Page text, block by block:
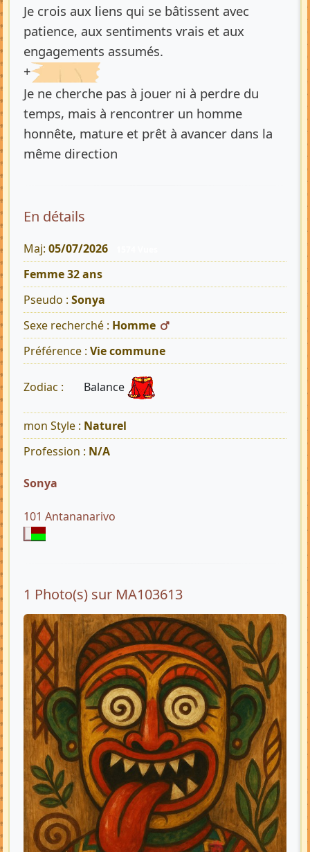
Je crois aux liens qui se bâtissent avec
patience, aux sentiments vrais et aux
engagements assumés.
+
Je ne cherche pas à jouer ni à perdre du
temps, mais à rencontrer un homme
honnête, mature et prêt à avancer dans la
même direction
En détails
Maj: 05/07/2026
Femme 32 ans
Pseudo : Sonya
Sexe recherché : Homme
Préférence : Vie commune
Zodiac : Balance
mon Style : Naturel
Profession : N/A
Sonya
101 Antananarivo
1 Photo(s) sur MA103613